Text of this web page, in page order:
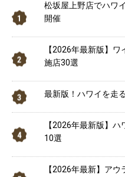
松坂屋上野店でハワ
開催
【2026年最新版】
施店30選
最新版！ハワイを走
【2026年最新版】
10選
【2026年最新】ア